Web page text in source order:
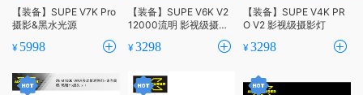
【装备】SUPE V7K Pro
摄影&黑水光源
¥ 5998
【装备】SUPE V6K V2
12000流明 影视级摄影
¥3298
【装备】SUPE V4K PR
O V2 影视级摄影灯
¥3298